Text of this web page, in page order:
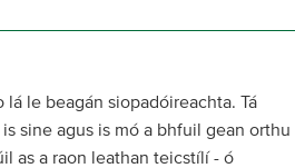
le beagán siopadóireachta. Tá
sine agus is mó a bhfuil gean orthu
as a raon leathan teicstílí - ó